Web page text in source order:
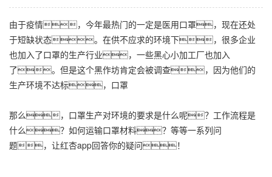
由于疫情，今年最热门的一定是医用口罩，现在还处
于短缺状态。在供不应求的环境下，很多企业
也加入了口罩的生产行业，一些黑心小加工厂也加入
了。但是这个黑作坊肯定会被调查，因为他们的
生产环境不达标，口罩
那么，口罩生产对环境的要求是什么呢？工作流程是
什么？如何运输口罩材料？等等一系列问
题，让红杏app回答你的疑问！